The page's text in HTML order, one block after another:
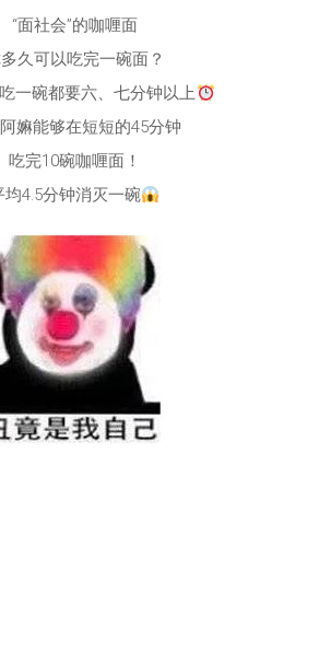
“面社会”的咖喱面
久可以吃完一碗面？
一碗都要六、七分钟以上
嫲能够在短短的45分钟
吃完10碗咖喱面！
均4.5分钟消灭一碗